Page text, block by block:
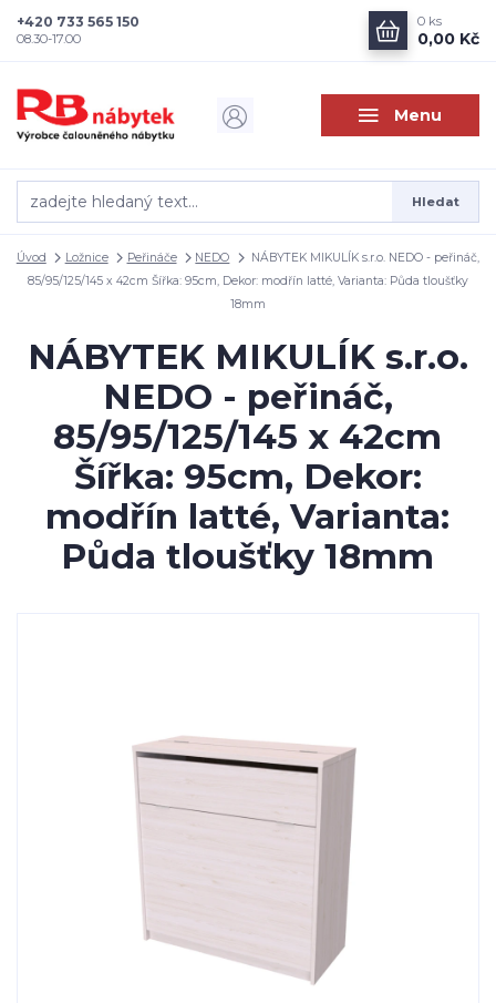
Menu
Hledat
+420 733 565 150
08.30-17.00
0 ks
0,00 Kč
Úvod Ložnice Peřináče NEDO
NÁBYTEK MIKULÍK s.r.o. NEDO - peřináč,
85/95/125/145 x 42cm Šířka: 95cm, Dekor: modřín latté, Varianta: Půda tloušťky
18mm
NÁBYTEK MIKULÍK s.r.o.
NEDO - peřináč,
85/95/125/145 x 42cm
Šířka: 95cm, Dekor:
modřín latté, Varianta:
Půda tloušťky 18mm